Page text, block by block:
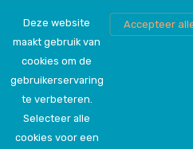
Deze website
maakt gebruik van
cookies om de
gebruikerservaring
te verbeteren.
Selecteer alle
cookies voor een
Accepteer
T20 x 100